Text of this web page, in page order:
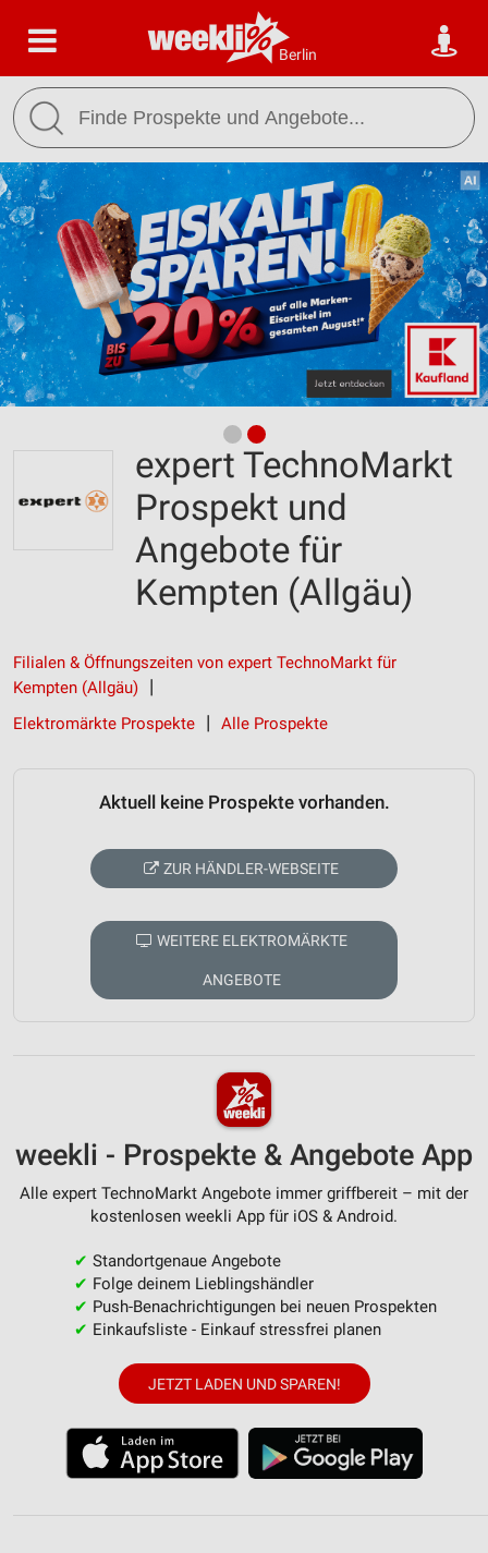
Berlin
expert TechnoMarkt
Prospekt und
Angebote für
Kempten (Allgäu)
Filialen & Öffnungszeiten von expert TechnoMarkt für
Kempten (Allgäu)
Elektromärkte Prospekte
Alle Prospekte
Aktuell keine Prospekte vorhanden.
ZUR HÄNDLER-WEBSEITE
WEITERE ELEKTROMÄRKTE
ANGEBOTE
weekli - Prospekte & Angebote App
Alle expert TechnoMarkt Angebote immer griffbereit – mit der
kostenlosen weekli App für iOS & Android.
✔ Standortgenaue Angebote
✔ Folge deinem Lieblingshändler
✔ Push-Benachrichtigungen bei neuen Prospekten
✔ Einkaufsliste - Einkauf stressfrei planen
JETZT LADEN UND SPAREN!